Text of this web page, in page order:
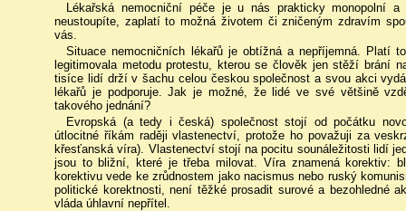
Lékařská nemocniční péče je u nás prakticky monopolní
neustoupíte, zaplatí to možná životem či zničeným zdravím
vás.
Situace nemocničních lékařů je obtížná a nepříjemná. Platí
legitimovala metodu protestu, kterou se člověk jen stěží brání
tisíce lidí drží v šachu celou českou společnost a svou akci
lékařů je podporuje. Jak je možné, že lidé ve své většině
takového jednání?
Evropská (a tedy i česká) společnost stojí od počátku
útlocitné říkám raději vlastenectví, protože ho považuji za
křesťanská víra). Vlastenectví stojí na pocitu sounáležitosti lidí
jsou to bližní, které je třeba milovat. Víra znamená korektiv:
korektivu vede ke zrůdnostem jako nacismus nebo ruský
politické korektnosti, není těžké prosadit surové a bezohledné
vláda úhlavní nepřítel.